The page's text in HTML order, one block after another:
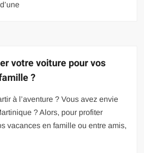
votre voiture pour vos
?
à l’aventure ? Vous avez envie
? Alors, pour profiter
vacances en famille ou entre amis,